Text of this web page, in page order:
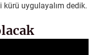
uygulayalım dedik.